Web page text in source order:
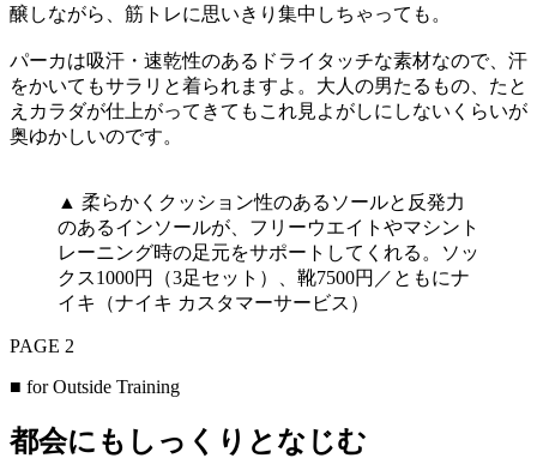
醸しながら、筋トレに思いきり集中しちゃっても。
パーカは吸汗・速乾性のあるドライタッチな素材なので、汗
をかいてもサラリと着られますよ。大人の男たるもの、たと
えカラダが仕上がってきてもこれ見よがしにしないくらいが
奥ゆかしいのです。
▲ 柔らかくクッション性のあるソールと反発力
のあるインソールが、フリーウエイトやマシント
レーニング時の足元をサポートしてくれる。ソッ
クス1000円（3足セット）、靴7500円／ともにナ
イキ（ナイキ カスタマーサービス）
PAGE 2
■ for Outside Training
都会にもしっくりとなじむ